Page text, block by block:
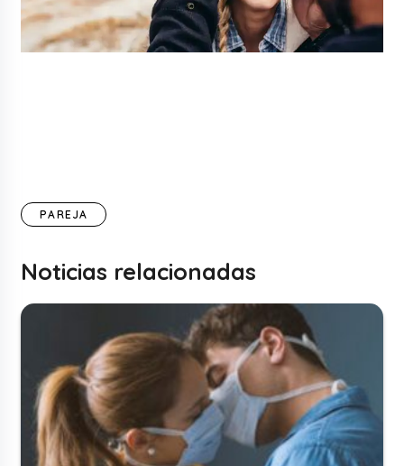
PAREJA
Noticias relacionadas